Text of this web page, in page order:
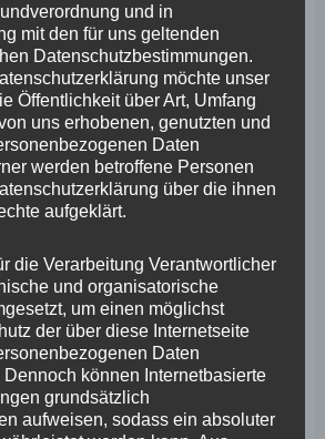
und in
mit den für uns geltenden
Datenschutzbestimmungen.
möchte unser
Öffentlichkeit über Art, Umfang
uns erhobenen, genutzten und
Daten
werden betroffene Personen
über die ihnen
aufgeklärt.
die Verarbeitung Verantwortlicher
und organisatorische
um einen möglichst
der über diese Internetseite
Daten
können Internetbasierte
grundsätzlich
aufweisen, sodass ein absoluter